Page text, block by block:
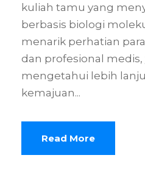
kuliah tamu yang
berbasis biologi
menarik perhatian
dan profesional medis,
mengetahui lebih
kemajuan...
Read More